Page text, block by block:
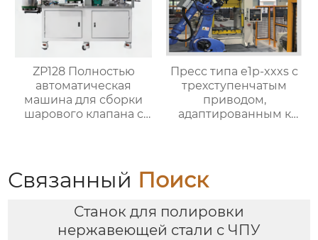
ZP128 Полностью
автоматическая
машина для сборки
шарового клапана с
Пресс типа e1p-xxxs с
трехступенчатым
приводом,
адаптированным к
Связанный Поиск
Станок для полировки
нержавеющей стали с ЧПУ